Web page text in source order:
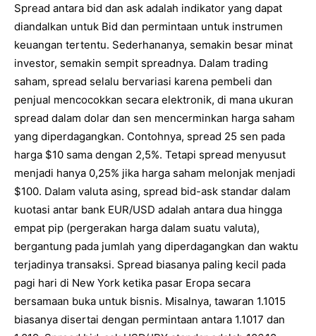
Spread antara bid dan ask adalah indikator yang dapat
diandalkan untuk Bid dan permintaan untuk instrumen
keuangan tertentu. Sederhananya, semakin besar minat
investor, semakin sempit spreadnya. Dalam trading
saham, spread selalu bervariasi karena pembeli dan
penjual mencocokkan secara elektronik, di mana ukuran
spread dalam dolar dan sen mencerminkan harga saham
yang diperdagangkan. Contohnya, spread 25 sen pada
harga $10 sama dengan 2,5%. Tetapi spread menyusut
menjadi hanya 0,25% jika harga saham melonjak menjadi
$100. Dalam valuta asing, spread bid-ask standar dalam
kuotasi antar bank EUR/USD adalah antara dua hingga
empat pip (pergerakan harga dalam suatu valuta),
bergantung pada jumlah yang diperdagangkan dan waktu
terjadinya transaksi. Spread biasanya paling kecil pada
pagi hari di New York ketika pasar Eropa secara
bersamaan buka untuk bisnis. Misalnya, tawaran 1.1015
biasanya disertai dengan permintaan antara 1.1017 dan